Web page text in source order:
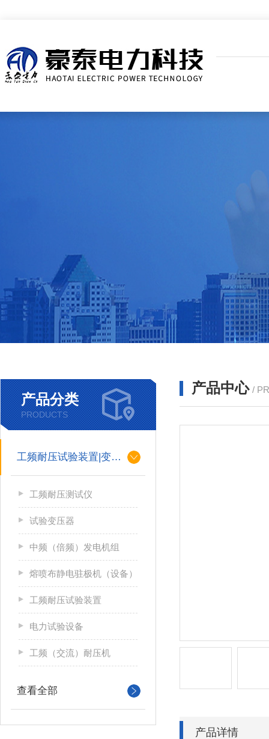
产品分类
PRODUCTS
工频耐压试验装置|变压器
工频耐压测试仪
试验变压器
中频（倍频）发电机组
熔喷布静电驻极机（设备）
工频耐压试验装置
电力试验设备
工频（交流）耐压机
查看全部
产品中心 /
产品详情